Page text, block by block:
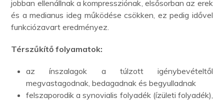
jobban ellenállnak a kompressziónak, elsősorban az erek
és a medianus ideg működése csökken, ez pedig idővel
funkciózavart eredményez.
Térszűkítő folyamatok:
az ínszalagok a túlzott igénybevételtől
megvastagodnak, bedagadnak és begyulladnak
felszaporodik a synovialis folyadék (ízületi folyadék),